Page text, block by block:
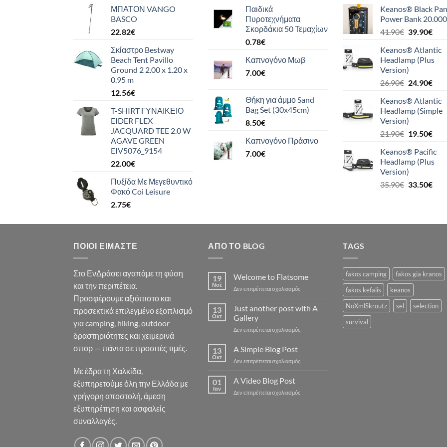
ΜΠΑΤΟΝ VANGO
BASCO
22.82€
Σκίαστρο Bestway
Beach Tent Pavillo
Ground 2 2.00 x 1.20 x
0.95 m
12.56€
T-SHIRT ΓΥΝΑΙΚΕΙΟ
EIDER FLEX
JACQUARD TEE 2.0 W
AGAVE GREEN
EIV5076_9154
22.00€
Πυξίδα Με Μεγεθυντικό
Φακό Coi Leisure
2.75€
Παιδικά
Πυροτεχνήματα
Σκορδάκια 50 Τεμαχίων
0.78€
Καπνογόνο Μωβ
7.00€
Θήκη για άμμο Sand
Bag Set (30x45cm)
8.50€
Καπνογόνο Πράσινο
7.00€
Keanos® Black
Power Bank 20.000
41.90€ Original
was:
41.90€.
39.90€Η
τιμή
είναι:
Keanos® Atlantic
Headlamp (Plus
Version)
26.90€ Original
was:
26.90€.
24.90€Η
τιμή
είναι:
Keanos® Atlantic
Headlamp (Simple
Version)
21.90€ Original
was:
21.90€.
19.50€Η
τιμή
είναι:
Keanos® Pacific
Headlamp (Plus
Version)
35.90€ Original
33.50€Η
ΠΟΙΟΙ ΕΊΜΑΣΤΕ
Στο ΕνΔράσει αγαπάμε τη φύση
και την περιπέτεια.
Προσφέρουμε αξιόπιστο και
προσεκτικά επιλεγμένο εξοπλισμό
για camping, hiking, outdoor
δραστηριότητες και χειμερινά
σπορ — πάντα σε προσιτές τιμές.
Με έδρα τη Χαλκίδα,
εξυπηρετούμε όλη την Ελλάδα με
γρήγορη αποστολή, άμεση
εξυπηρέτηση και ασφαλείς
συναλλαγές.
ΑΠΌ ΤΟ BLOG
19
Νοέ
Welcome to Flatsome
Δεν επιτρέπεται σχολιασμόςστο
to
Flatsome
13
Οκτ
Just another post with A
Gallery
Δεν επιτρέπεται σχολιασμόςστο
with
13
Οκτ
A Simple Blog Post
Δεν επιτρέπεται σχολιασμόςστο
Post
01
Ιαν
A Video Blog Post
Δεν επιτρέπεται σχολιασμόςστο
TAGS
fakos camping
fakos gia kranos
fakos kefalis
keanos
NoXmlSkroutz
sel
selection
survival